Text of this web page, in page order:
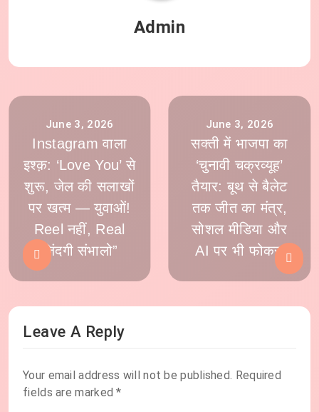
Admin
June 3, 2026
Instagram वाला
इश्क़: ‘Love You’ से
शुरू, जेल की सलाखों
पर खत्म — युवाओं!
Reel नहीं, Real
ज़िंदगी संभालो”
June 3, 2026
सक्ती में भाजपा का
‘चुनावी चक्रव्यूह’
तैयार: बूथ से बैलेट
तक जीत का मंत्र,
सोशल मीडिया और
AI पर भी फोकस
Leave A Reply
Your email address will not be published. Required
fields are marked*